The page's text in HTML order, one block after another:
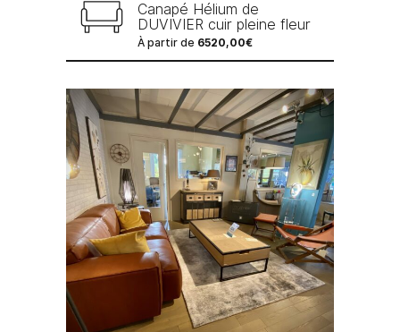
Canapé Hélium de
DUVIVIER cuir pleine fleur
À partir de 6520,00€